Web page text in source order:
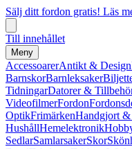
Sälj ditt fordon gratis! Läs
Till innehållet
Meny
AccessoarerAntikt & Design
BarnskorBarnleksaker
TidningarDatorer &
VideofilmerFordon
OptikFrimärkenHandgjort
HushållHemelektronik
SedlarSamlarsakerSkor